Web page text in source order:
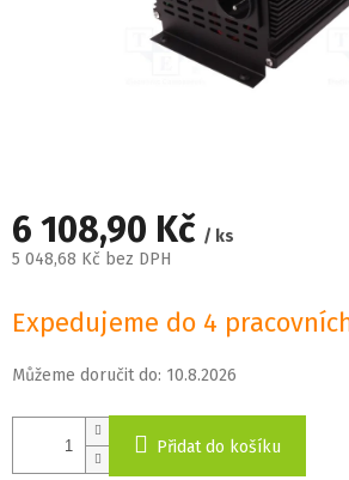
6 108,90 Kč / ks
5 048,68 Kč bez DPH
cena:
Expedujeme do 4
Můžeme doručit do: 10.8.2026
Přidat do košíku